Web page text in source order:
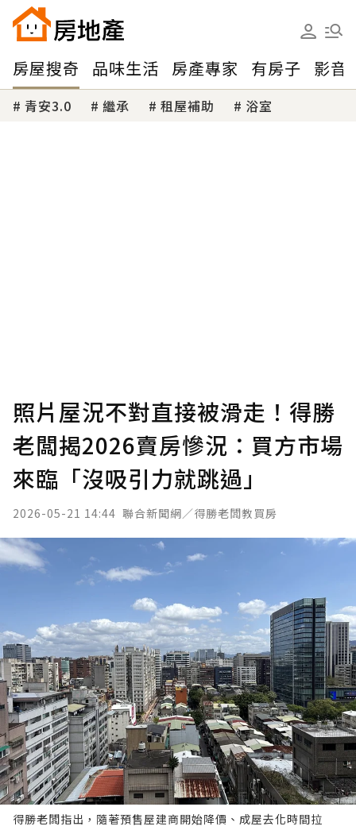
房屋搜奇 品味生活 房產專家 有房子 影音
青安3.0 繼承 租屋補助 浴室
照片屋況不對直接被滑走！得勝
老闆揭2026賣房慘況：買方市場
來臨「沒吸引力就跳過」
2026-05-21 14:44 聯合新聞網／得勝老闆教買房
得勝老闆指出，隨著預售屋建商開始降價、成屋去化時間拉